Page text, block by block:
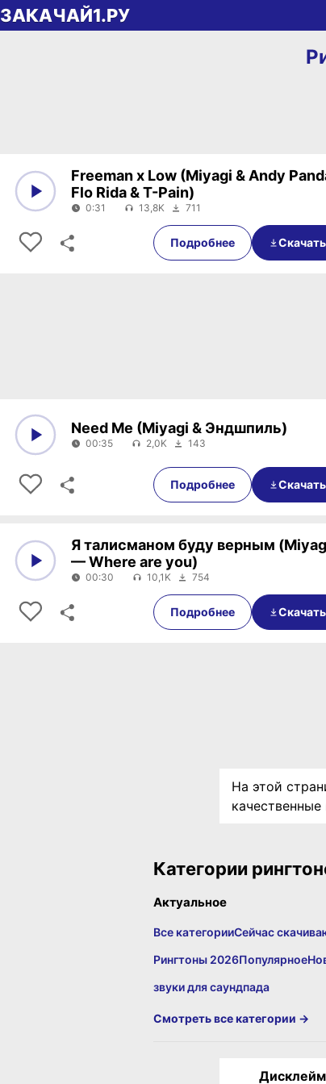
Перейти к содержимому
ЗАКАЧАЙ1.РУ
0:31
Freeman x Low (Miyagi & Andy
Flo Rida & T-Pain)
0:31 13,8K 711
Подробнее Скачать
00:35
Need Me (Miyagi & Эндшпиль)
00:35 2,0K 143
Подробнее Скачать
00:30
Я талисманом буду верным
— Where are you)
00:30 10,1K 754
Подробнее Скачать
На этой
Категории
Актуальное
Все категорииСейчас
Рингтоны 2026Популярное
звуки для саундпада
Смотреть все категории →